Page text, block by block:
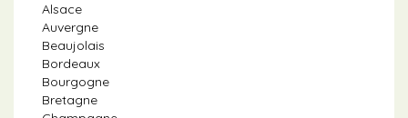
Alsace
Auvergne
Beaujolais
Bordeaux
Bourgogne
Bretagne